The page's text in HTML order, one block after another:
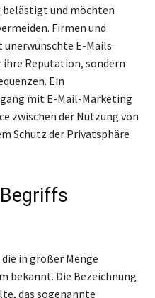
belästigt und möchten
Firmen und
E-Mails
ihre Reputation, sondern
Ein
mit E-Mail-Marketing
zwischen der Nutzung von
Schutz der Privatsphäre
in großer Menge
bekannt. Die Bezeichnung
das sogenannte